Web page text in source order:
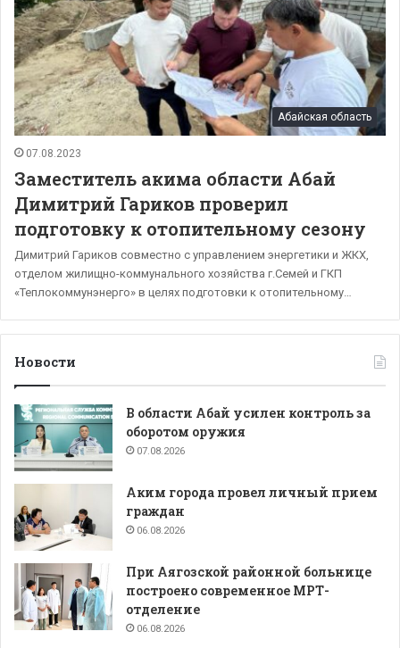
Абайская область
07.08.2023
Заместитель акима области Абай
Димитрий Гариков проверил
подготовку к отопительному сезону
Димитрий Гариков совместно с управлением энергетики и ЖКХ,
отделом жилищно-коммунального хозяйства г.Семей и ГКП
«Теплокоммунэнерго» в целях подготовки к отопительному…
Новости
В области Абай усилен контроль за
оборотом оружия
07.08.2026
Аким города провел личный прием
граждан
06.08.2026
При Аягозской районной больнице
построено современное МРТ-
отделение
06.08.2026